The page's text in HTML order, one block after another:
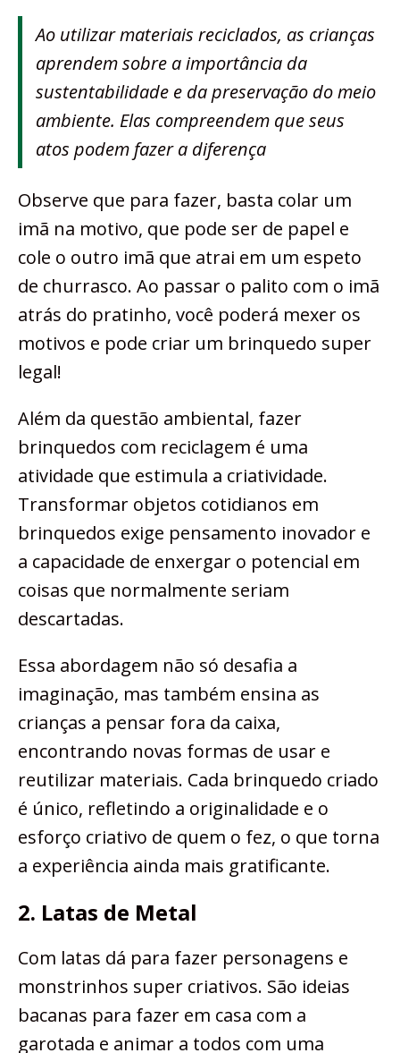
Ao utilizar materiais reciclados, as crianças
aprendem sobre a importância da
sustentabilidade e da preservação do meio
ambiente. Elas compreendem que seus
atos podem fazer a diferença
Observe que para fazer, basta colar um
imã na motivo, que pode ser de papel e
cole o outro imã que atrai em um espeto
de churrasco. Ao passar o palito com o imã
atrás do pratinho, você poderá mexer os
motivos e pode criar um brinquedo super
legal!
Além da questão ambiental, fazer
brinquedos com reciclagem é uma
atividade que estimula a criatividade.
Transformar objetos cotidianos em
brinquedos exige pensamento inovador e
a capacidade de enxergar o potencial em
coisas que normalmente seriam
descartadas.
Essa abordagem não só desafia a
imaginação, mas também ensina as
crianças a pensar fora da caixa,
encontrando novas formas de usar e
reutilizar materiais. Cada brinquedo criado
é único, refletindo a originalidade e o
esforço criativo de quem o fez, o que torna
a experiência ainda mais gratificante.
2. Latas de Metal
Com latas dá para fazer personagens e
monstrinhos super criativos. São ideias
bacanas para fazer em casa com a
garotada e animar a todos com uma